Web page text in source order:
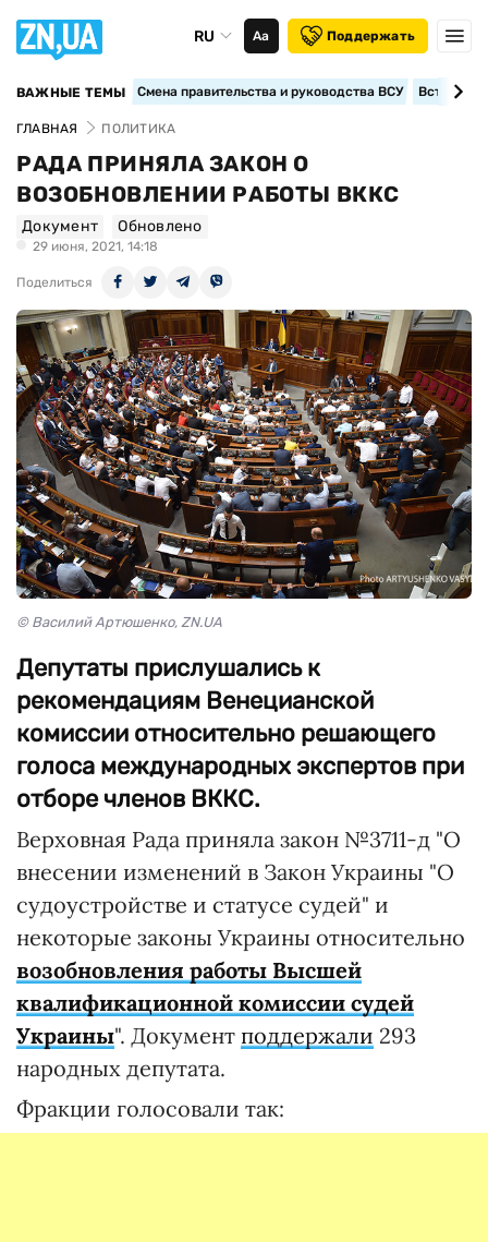
RU Аа Поддержать
ВАЖНЫЕ ТЕМЫ Смена правительства и руководства ВСУ
ГЛАВНАЯ ПОЛИТИКА
РАДА ПРИНЯЛА ЗАКОН О
ВОЗОБНОВЛЕНИИ РАБОТЫ ВККС
Документ Обновлено
29 июня, 2021, 14:18
Поделиться
© Василий Артюшенко, ZN.UA
Депутаты прислушались к
рекомендациям Венецианской
комиссии относительно решающего
голоса международных экспертов при
отборе членов ВККС.
Верховная Рада приняла закон №3711-д "О
внесении изменений в Закон Украины "О
судоустройстве и статусе судей" и
некоторые законы Украины относительно
возобновления работы Высшей
квалификационной комиссии судей
Украины". Документ поддержали 293
народных депутата.
Фракции голосовали так: